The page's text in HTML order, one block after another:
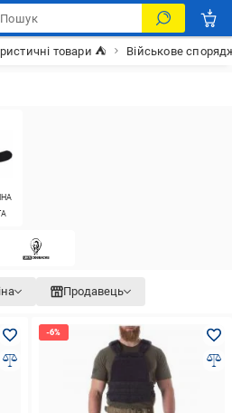
товари ⛺ Військове
Продавець